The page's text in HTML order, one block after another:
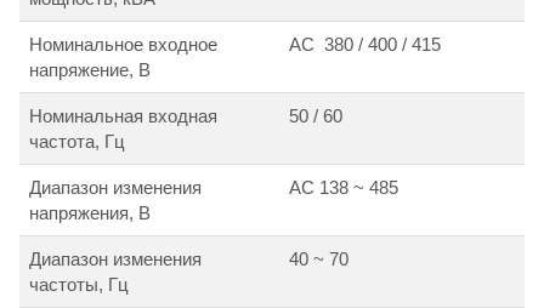
Номинальное входное
напряжение, В
АС 380 / 400 / 415
Номинальная входная
частота, Гц
50 / 60
Диапазон изменения
напряжения, В
АС 138 ~ 485
Диапазон изменения
частоты, Гц
40 ~ 70